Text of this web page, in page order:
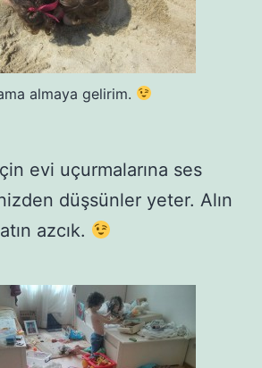
almaya gelirim.
evi uçurmalarına ses
düşsünler yeter. Alın
azcık.